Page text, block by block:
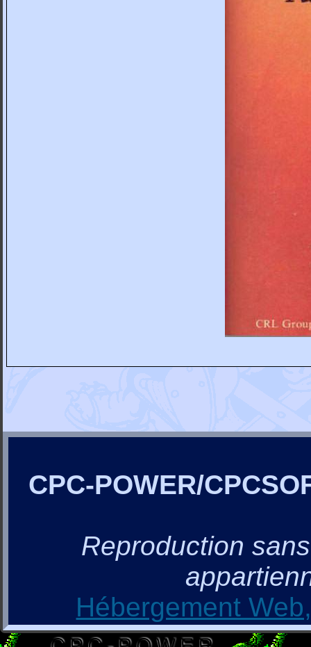
CPC-POWER/
Reproduction
Hébergement